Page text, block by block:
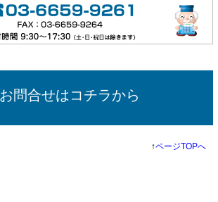
お問合せはコチラから
↑ページTOPへ